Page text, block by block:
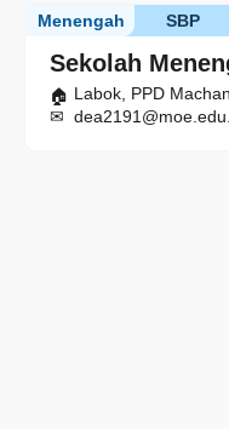
Sekolah
SBP
Menengah
Labok, PPD